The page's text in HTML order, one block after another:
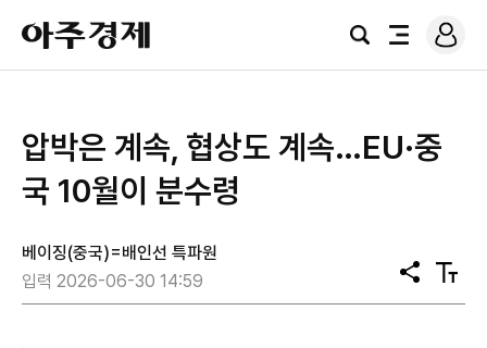
아
주
경
검
전
로
그
압박은 계속, 협상도 계속…EU·중
국 10월이 분수령
베이징(중국)=배인선 특파원
입력 2026-06-30 14:59
공
유
텍
스